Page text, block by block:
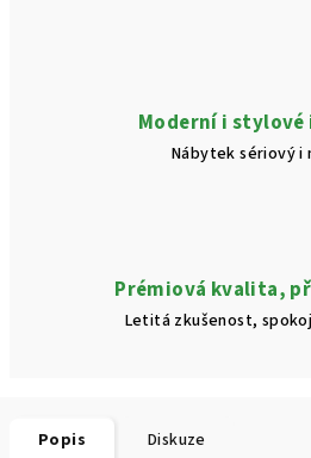
Moderní i
Nábytek sériový i
Prémiová kvalita,
Letitá zkušenost,
Popis Diskuze